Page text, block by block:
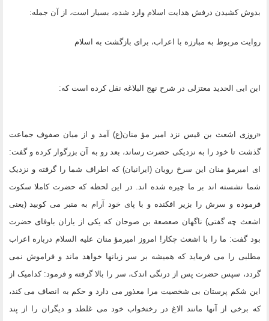
بدوش کشیدن درفش هدایت اسلام وارد شده، بسیار است، از آن جمله:
روایت مربوط به مبارزه با اعراب، براى بازگشت به اسلام
ابن ابى الحدید معتزلى در شرح نهج البلاغه نقل کرده است که:
«روزى اشعث بن قیس نزد امیر مؤ منان(ع) آمد و از میان صفوف جماعت
گذشت تا خود را به نزدیکى حضرت رساند، بعد رو به آن بزرگوار کرده و گفت:
اى امیرمؤ منان این سرخ رویان (ایرانیان) که اطراف شما را گرفته و نزدیک
شما نشسته اند بر ما چیره شده اند. در این لحظه که حضرت کاملا سکوت
فرموده و سرش را بزیر افکنده و با پاى خود آرام به منبر مى کوبید (یعنى
اشعث چه گفتى) ناگهان صعصعة بن صوحان که یکى از یاران باوفاى حضرت
بود گفت: ما را با اشعث چکار! امروز امیرمؤ منان علیه السلام درباره اعراب
مطلبى را مى فرماید که همیشه بر سر زبانها خواهد ماند و فراموش نمى
گردد، سپس حضرت پس از درنگى اندک، سر را بالا گرفته و فرمود: کدامیک از
این شکم پرستان بى شخصیت مرا معذور مى دارد و حکم به انصاف مى کند،
که برخى از آنها مانند الاغ در رختخواب خود مى غلطد و دیگران را از پند